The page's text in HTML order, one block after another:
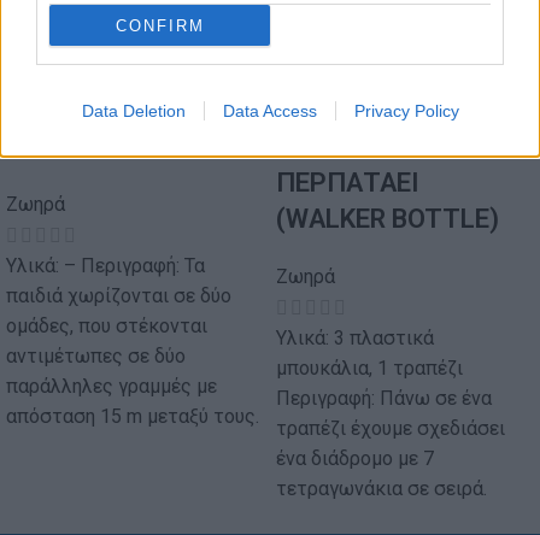
CONFIRM
Data Deletion Data Access Privacy Policy
Ζωηρά
Υλικά: – Περιγραφή: Τα
παιδιά χωρίζονται σε δύο
ομάδες, που στέκονται
αντιμέτωπες σε δύο
παράλληλες γραμμές με
απόσταση 15 m μεταξύ τους.
ΠΕΡΠΑΤΑΕΙ
(WALKER BOTTLE)
Ζωηρά
Υλικά: 3 πλαστικά
μπουκάλια, 1 τραπέζι
Περιγραφή: Πάνω σε ένα
τραπέζι έχουμε σχεδιάσει
ένα διάδρομο με 7
τετραγωνάκια σε σειρά.